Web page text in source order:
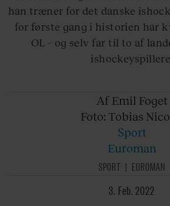
han træner for det danske
for første gang i historien har
OL – og selv far til to af
Af Emil Foget
Foto: Tobias
Sport
Euroman
SPORT
EUROMAN
3. Feb. 2022